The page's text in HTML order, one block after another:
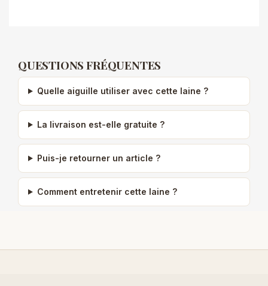
QUESTIONS FRÉQUENTES
Quelle aiguille utiliser avec cette laine ?
La livraison est-elle gratuite ?
Puis-je retourner un article ?
Comment entretenir cette laine ?